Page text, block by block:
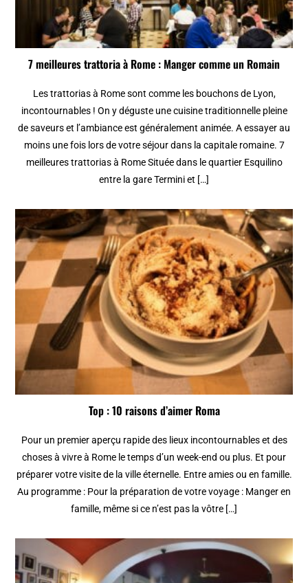
7 meilleures trattoria à Rome : Manger comme un Romain
Les trattorias à Rome sont comme les bouchons de Lyon,
incontournables ! On y déguste une cuisine traditionnelle pleine
de saveurs et l’ambiance est généralement animée. A essayer au
moins une fois lors de votre séjour dans la capitale romaine. 7
meilleures trattorias à Rome Située dans le quartier Esquilino
entre la gare Termini et […]
Top : 10 raisons d’aimer Roma
Pour un premier aperçu rapide des lieux incontournables et des
choses à vivre à Rome le temps d’un week-end ou plus. Et pour
préparer votre visite de la ville éternelle. Entre amies ou en famille.
Au programme : Pour la préparation de votre voyage : Manger en
famille, même si ce n’est pas la vôtre […]